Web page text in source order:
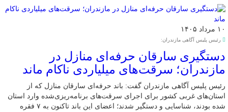
۱۰ مرداد ۱۴۰۵
رئیس پلیس آگاهی مازندران:
دستگیری سارقان حرفه‌ای منازل در
مازندران؛ سرقت‌های میلیاردی ناکام ماند
رئیس پلیس آگاهی مازندران گفت: باند حرفه‌ای سارقان منازل که از
استان‌های غربی کشور برای اجرای سرقت‌های برنامه‌ریزی‌شده وارد استان
شده بودند، شناسایی و دستگیر شدند؛ اعضای این باند تاکنون به ۷ فقره